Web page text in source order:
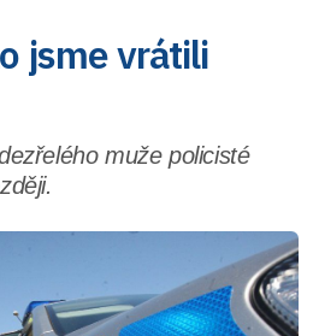
jsme vrátili
muže policisté